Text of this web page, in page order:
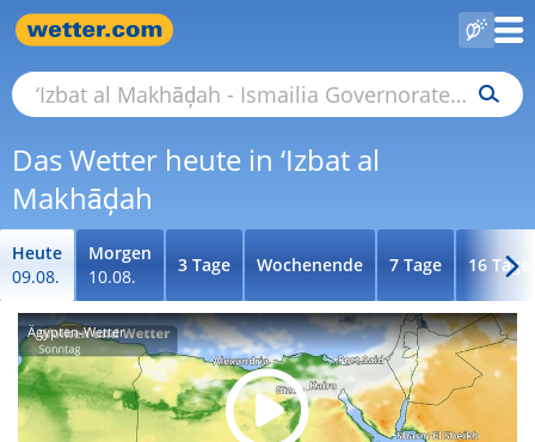
Das Wetter heute in ‘Izbat al
Makhāḑah
Heute
09.08.
Morgen
10.08.
3 Tage Wochenende 7 Tage 16 Tage
Ägypten-Wetter